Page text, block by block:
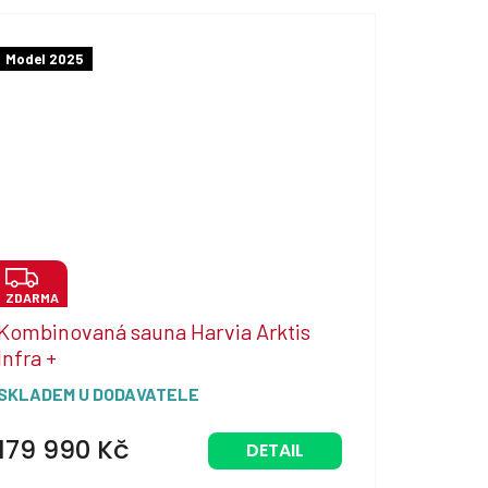
Model 2025
Z
D
A
R
M
A
ZDARMA
sauna Harvia Arktis
+
U DODAVATELE
990 Kč DETAIL